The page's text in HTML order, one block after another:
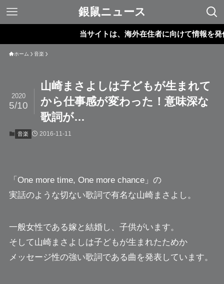
銀鼠ニュース
当サイトは、海外在住者に向けて情報を発信して
ホーム 音楽
山崎まさよしは子どもが生まれて
から仕事感が変わった！意味深な
歌詞が…
2020
5/10
音楽 2016-11-11
「One more time, One more chance」の
実話のような切ない歌詞で有名な山崎まさよし 。
一般女性である嫁と結婚し、子供がいます。
そして山崎まさよしは子どもが生まれたためか
メッセージ性の強い歌詞である曲を発表しています。